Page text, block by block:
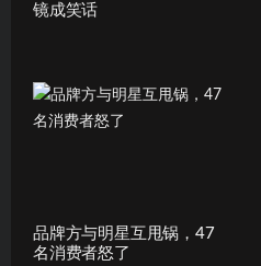
镜成笑话
品牌方与明星互甩锅，47
名消费者怒了